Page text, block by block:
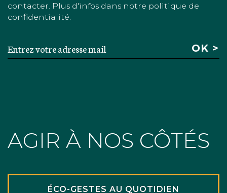
contacter. Plus d'infos dans notre politique de
confidentialité.
AGIR À NOS CÔTÉS
ÉCO-GESTES AU QUOTIDIEN